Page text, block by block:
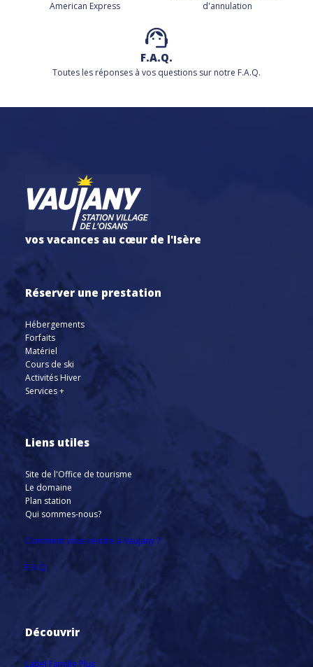
American Express
d'annulation
F.A.Q.
Toutes les réponses à vos questions sur notre F.A.Q.
vos vacances au cœur de l'Isère
Réserver une prestation
Hébergements
Forfaits
Matériel
Cours de ski
Activités Hiver
Services +
Liens utiles
Site de l'Office de tourisme
Le domaine
Plan station
Qui sommes-nous?
Comment vous rendre à Vaujany ?
F.A.Q.
Découvrir
Label Famille Plus